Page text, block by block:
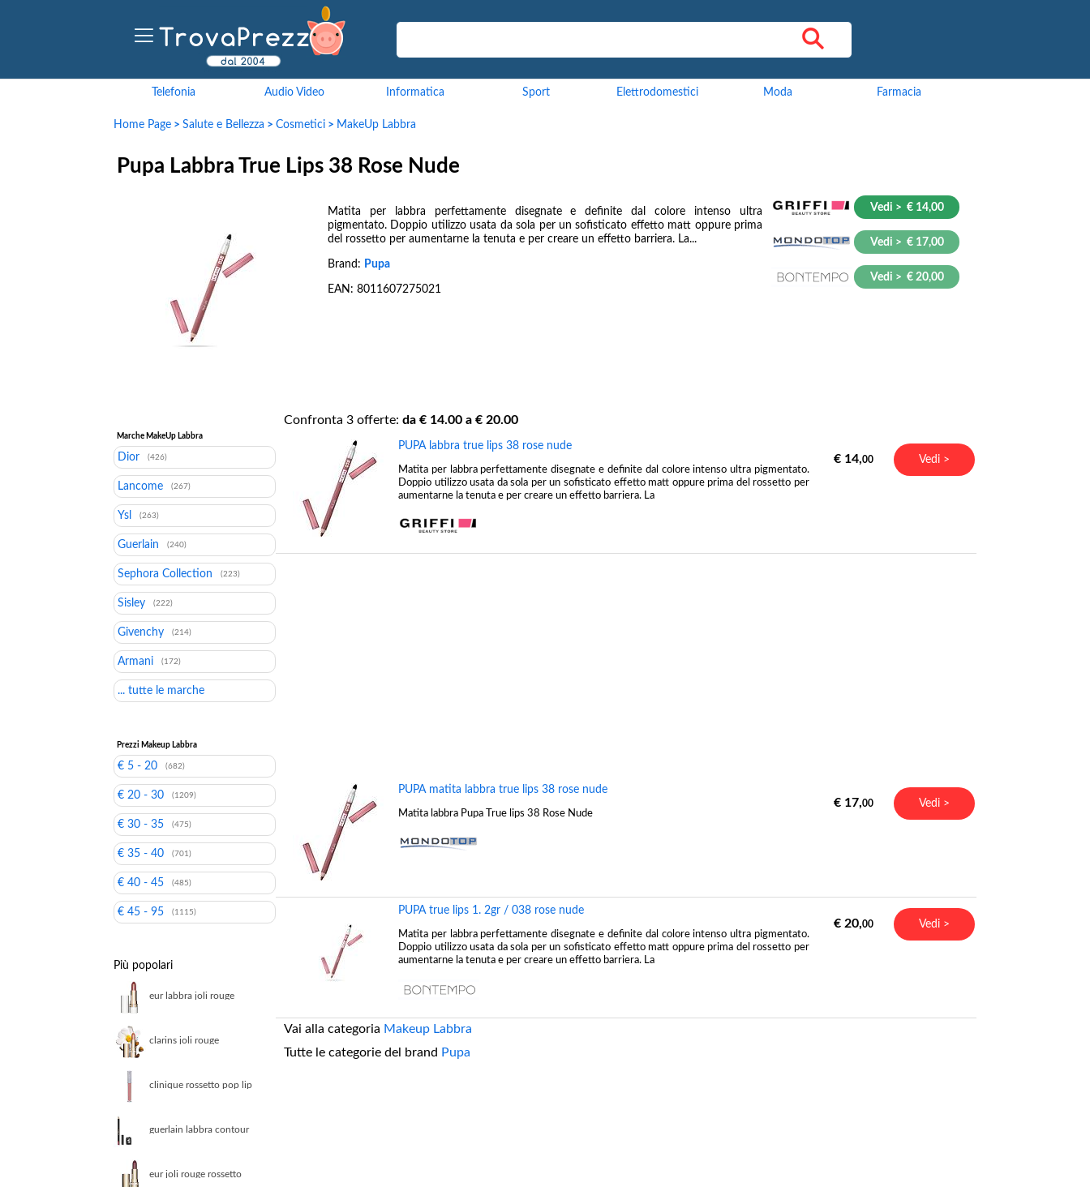
Telefonia Audio Video Informatica Sport Elettrodomestici Moda Farmacia
Home Page > Salute e Bellezza > Cosmetici > MakeUp Labbra
Pupa Labbra True Lips 38 Rose Nude
Matita per labbra perfettamente disegnate e definite dal colore intenso ultra
pigmentato. Doppio utilizzo usata da sola per un sofisticato effetto matt oppure prima
del rossetto per aumentarne la tenuta e per creare un effetto barriera. La...
Brand: Pupa
EAN: 8011607275021
Vedi > € 14,00
Vedi > € 17,00
Vedi > € 20,00
Marche MakeUp Labbra
Dior (426)
Lancome (267)
Ysl (263)
Guerlain (240)
Sephora Collection (223)
Sisley (222)
Givenchy (214)
Armani (172)
... tutte le marche
Prezzi Makeup Labbra
€ 5 - 20 (682)
€ 20 - 30 (1209)
€ 30 - 35 (475)
€ 35 - 40 (701)
€ 40 - 45 (485)
€ 45 - 95 (1115)
Più popolari
eur labbra joli rouge
clarins joli rouge
786 3 5 g donna
clinique rossetto pop lip
guerlain labbra contour
eur joli rouge rossetto
Confronta 3 offerte: da € 14.00 a € 20.00
PUPA labbra true lips 38 rose nude
Matita per labbra perfettamente disegnate e definite dal colore intenso ultra pigmentato.
Doppio utilizzo usata da sola per un sofisticato effetto matt oppure prima del rossetto per
aumentarne la tenuta e per creare un effetto barriera. La
€ 14,00 Vedi >
PUPA matita labbra true lips 38 rose nude
Matita labbra Pupa True lips 38 Rose Nude
€ 17,00 Vedi >
PUPA true lips 1. 2gr / 038 rose nude
Matita per labbra perfettamente disegnate e definite dal colore intenso ultra pigmentato.
Doppio utilizzo usata da sola per un sofisticato effetto matt oppure prima del rossetto per
aumentarne la tenuta e per creare un effetto barriera. La
€ 20,00 Vedi >
Vai alla categoria Makeup Labbra
Tutte le categorie del brand Pupa